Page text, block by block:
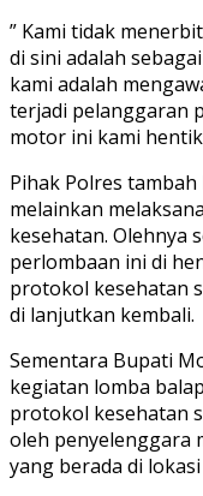
” Kami tidak
di sini adalah
kami adalah
terjadi pelanggaran
motor ini kami
Pihak Polres
melainkan
kesehatan. Olehnya
perlombaan ini di
protokol kesehatan
di lanjutkan kembali.
Sementara Bupati
kegiatan lomba
protokol kesehatan
oleh penyelenggara
yang berada di